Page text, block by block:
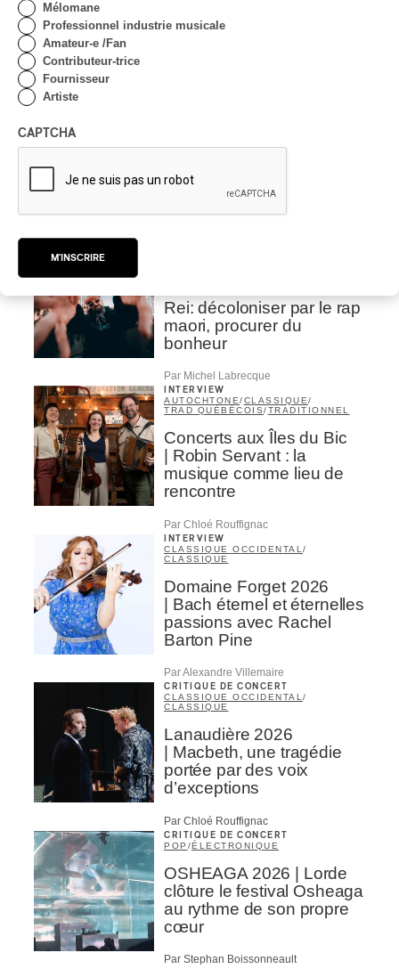
Alain Trudel; Orchestre
| Marc Hervieux chante 35
ans de carrière
Rei: décoloniser par le rap
maori, procurer du
bonheur
Par Michel Labrecque
INTERVIEW
AUTOCHTONE/CLASSIQUE/
TRAD QUÉBÉCOIS/TRADITIONNEL
Concerts aux Îles du Bic
| Robin Servant : la
musique comme lieu de
rencontre
Par Chloé Rouffignac
INTERVIEW
CLASSIQUE OCCIDENTAL /
CLASSIQUE
Domaine Forget 2026
| Bach éternel et éternelles
passions avec Rachel
Barton Pine
Par Alexandre Villemaire
CRITIQUE DE CONCERT
CLASSIQUE OCCIDENTAL/
CLASSIQUE
Lanaudière 2026
| Macbeth, une tragédie
portée par des voix
d’exceptions
Par Chloé Rouffignac
CRITIQUE DE CONCERT
POP /ÉLECTRONIQUE
OSHEAGA 2026 | Lorde
clôture le festival Osheaga
au rythme de son propre
cœur
Par Stephan Boissonneault
Mélomane
Professionnel industrie musicale
Amateur-e /Fan
Contributeur-trice
Fournisseur
Artiste
CAPTCHA
M'INSCRIRE